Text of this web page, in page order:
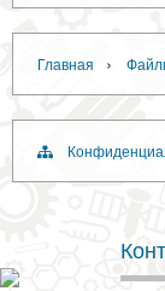
Главная ›